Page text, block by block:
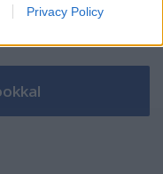
Privacy Policy